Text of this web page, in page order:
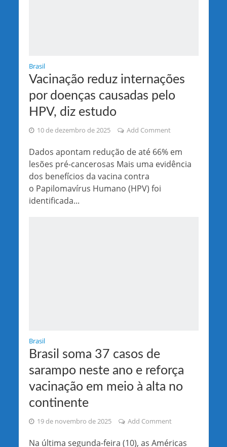
Brasil
Vacinação reduz internações
por doenças causadas pelo
HPV, diz estudo
10 de dezembro de 2025 Add Comment
Dados apontam redução de até 66% em
lesões pré-cancerosas Mais uma evidência
dos benefícios da vacina contra
o Papilomavírus Humano (HPV) foi
identificada...
Brasil
Brasil soma 37 casos de
sarampo neste ano e reforça
vacinação em meio à alta no
continente
19 de novembro de 2025 Add Comment
Na última segunda-feira (10), as Américas